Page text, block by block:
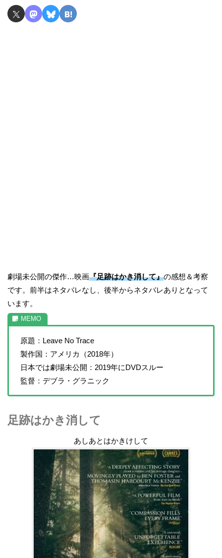
劇場未公開の傑作…映画『足跡はかき消して』の感想＆考察
です。前半はネタバレなし、後半からネタバレありとなって
います。
原題：Leave No Trace
製作国：アメリカ（2018年）
日本では劇場未公開：2019年にDVDスルー
監督：デブラ・グラニック
足跡はかき消して
あしあとはかきけして